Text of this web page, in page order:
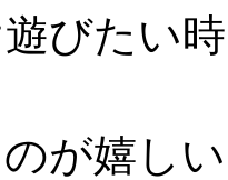
びたい
が嬉し